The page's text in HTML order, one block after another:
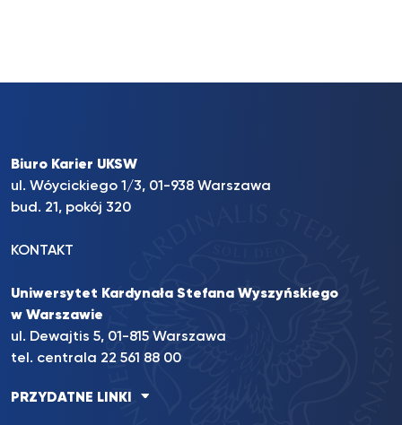
Biuro Karier UKSW
ul. Wóycickiego 1/3, 01-938 Warszawa
bud. 21, pokój 320
KONTAKT
Uniwersytet Kardynała Stefana Wyszyńskiego
w Warszawie
ul. Dewajtis 5, 01-815 Warszawa
tel. centrala 22 561 88 00
PRZYDATNE LINKI